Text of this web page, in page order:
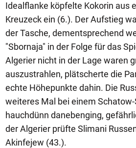
Idealflanke köpfelte Kokorin aus
Kreuzeck ein (6.). Der Aufstieg
der Tasche, dementsprechend
"Sbornaja" in der Folge für das
Algerier nicht in der Lage waren
auszustrahlen, plätscherte die
echte Höhepunkte dahin. Die
weiteres Mal bei einem
hauchdünn danebenging,
der Algerier prüfte Slimani
Akinfejew (43.).